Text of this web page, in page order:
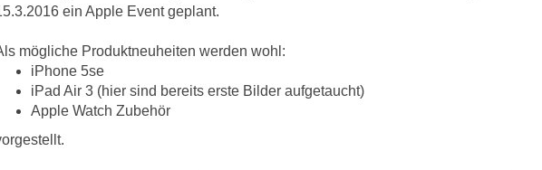
ein Apple Event geplant.
mögliche Produktneuheiten werden wohl:
iPhone 5se
iPad Air 3 (hier sind bereits erste Bilder aufgetaucht)
Apple Watch Zubehör